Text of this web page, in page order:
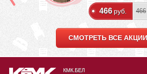
466 руб. 466
СМОТРЕТЬ ВСЕ АКЦИИ
КМК.БЕЛ